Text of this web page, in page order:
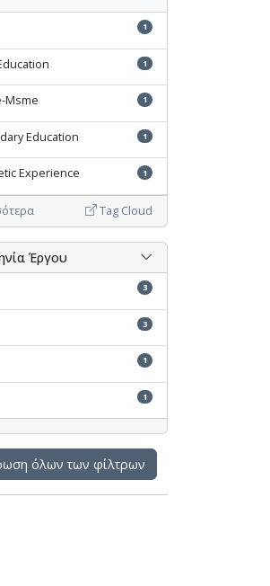
1
1
Μsme 1
Education 1
Experience 1
Tag Cloud
Έργου
3
3
1
1
όλων των φίλτρων